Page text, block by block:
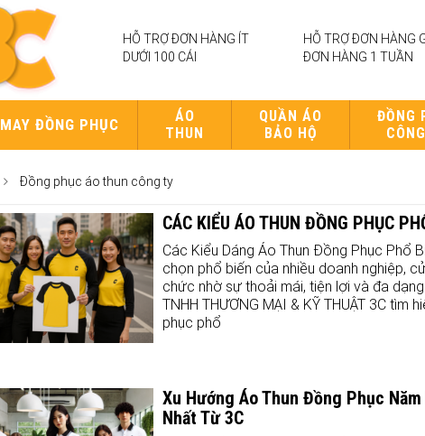
HỖ TRỢ ĐƠN HÀNG ÍT
DƯỚI 100 CÁI
HỖ TRỢ ĐƠN HÀNG
ĐƠN HÀNG 1 TUẦN
MAY ĐỒNG PHỤC
ÁO
THUN
QUẦN ÁO
BẢO HỘ
ĐỒNG
Đồng phục áo thun công ty
CÁC KIỂU ÁO THUN ĐỒNG PHỤC
Các Kiểu Dáng Áo Thun Đồng Phục Phổ
chọn phổ biến của nhiều doanh nghiệp,
chức nhờ sự thoải mái, tiện lợi và đa dạng
TNHH THƯƠNG MẠI & KỸ THUẬT 3C tìm
phục phổ
Xu Hướng Áo Thun Đồng Phục
Nhất Từ 3C